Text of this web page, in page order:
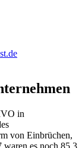
in
von Einbrüchen,
waren es noch 85,3